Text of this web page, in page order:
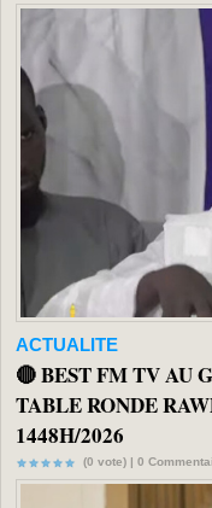
ACTUALITE
🔴 BEST FM TV AU
TABLE RONDE
1448H/2026
(0 vote) | 0